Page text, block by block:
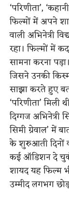
‘परिणीता’,
फिल्मों में अपने
वाली अभिनेत्री
रहा। फिल्मों में
सामना करना
जिसने उनकी
साझा करते हुए
‘परिणीता’ मिली
दिग्गज अभिनेत्री
सिमी ग्रेवाल’ में
के शुरुआती दिनों
कई ऑडिशन दे
शायद यह फिल्म
उम्मीद लगभग